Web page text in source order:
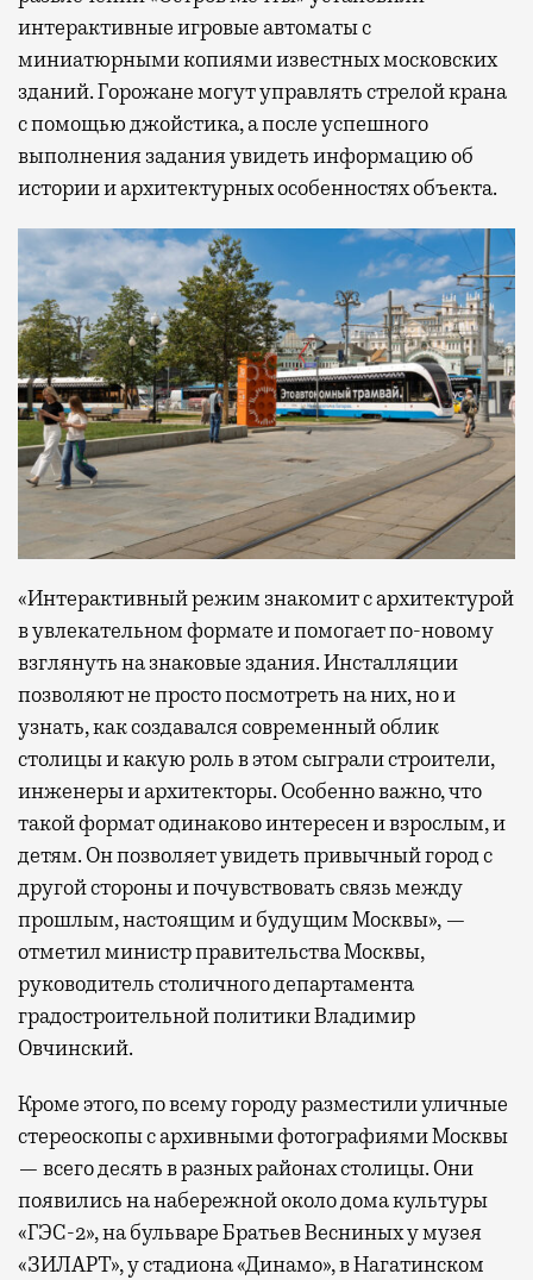
интерактивные игровые автоматы с
миниатюрными копиями известных московских
зданий. Горожане могут управлять стрелой крана
с помощью джойстика, а после успешного
выполнения задания увидеть информацию об
истории и архитектурных особенностях объекта.
«Интерактивный режим знакомит с архитектурой
в увлекательном формате и помогает по-новому
взглянуть на знаковые здания. Инсталляции
позволяют не просто посмотреть на них, но и
узнать, как создавался современный облик
столицы и какую роль в этом сыграли строители,
инженеры и архитекторы. Особенно важно, что
такой формат одинаково интересен и взрослым, и
детям. Он позволяет увидеть привычный город с
другой стороны и почувствовать связь между
прошлым, настоящим и будущим Москвы», —
отметил министр правительства Москвы,
руководитель столичного департамента
градостроительной политики Владимир
Овчинский.
Кроме этого, по всему городу разместили уличные
стереоскопы с архивными фотографиями Москвы
— всего десять в разных районах столицы. Они
появились на набережной около дома культуры
«ГЭС-2», на бульваре Братьев Весниных у музея
«ЗИЛАРТ», у стадиона «Динамо», в Нагатинском